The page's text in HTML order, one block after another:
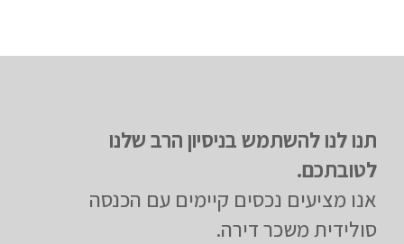
תנו לנו להשתמש בניסיון הרב שלנו
לטובתכם.
אנו מציעים נכסים קיימים עם הכנסה
סולידית משכר דירה.